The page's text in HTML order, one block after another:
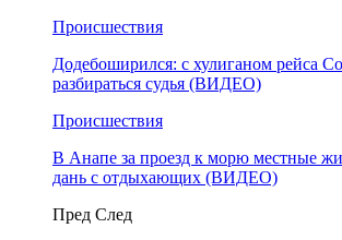
Происшествия
Додебоширился: с хулиганом рейса
разбираться судья (ВИДЕО)
Происшествия
В Анапе за проезд к морю местные
дань с отдыхающих (ВИДЕО)
Пред След